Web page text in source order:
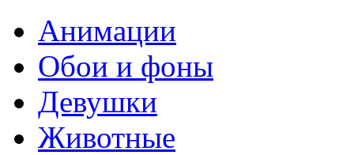
Анимации
Обои и фоны
Девушки
Животные